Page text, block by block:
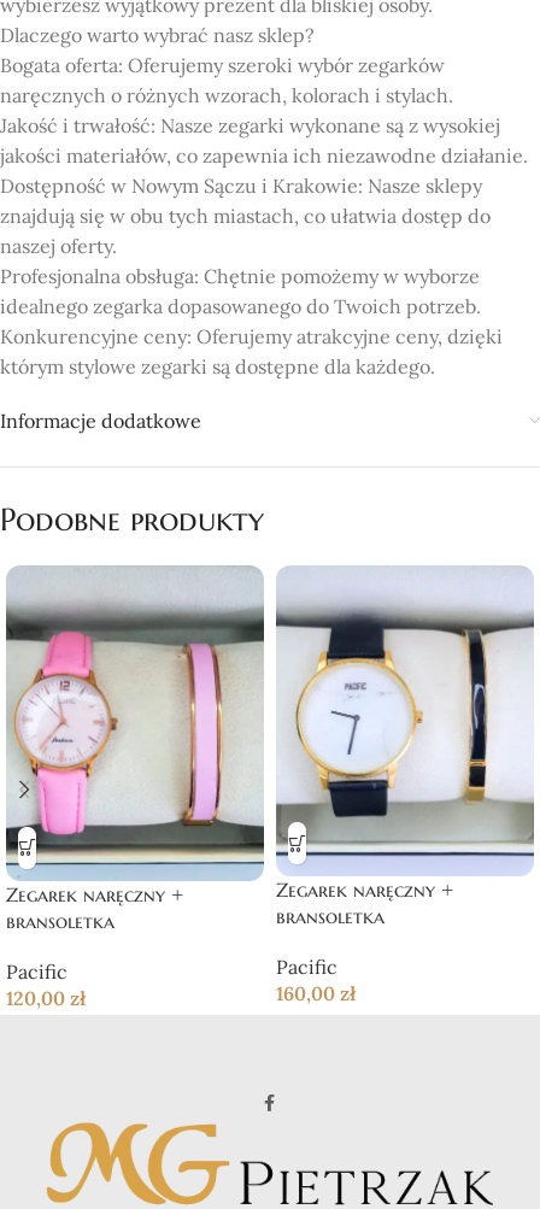
Dlaczego warto wybrać nasz sklep?
Bogata oferta: Oferujemy szeroki wybór zegarków
naręcznych o różnych wzorach, kolorach i stylach.
Jakość i trwałość: Nasze zegarki wykonane są z wysokiej
jakości materiałów, co zapewnia ich niezawodne działanie.
Dostępność w Nowym Sączu i Krakowie: Nasze sklepy
znajdują się w obu tych miastach, co ułatwia dostęp do
naszej oferty.
Profesjonalna obsługa: Chętnie pomożemy w wyborze
idealnego zegarka dopasowanego do Twoich potrzeb.
Konkurencyjne ceny: Oferujemy atrakcyjne ceny, dzięki
którym stylowe zegarki są dostępne dla każdego.
Informacje dodatkowe
Podobne produkty
Zegarek naręczny +
bransoletka
Pacific
120,00 zł
Zegarek naręczny +
bransoletka
Pacific
160,00 zł